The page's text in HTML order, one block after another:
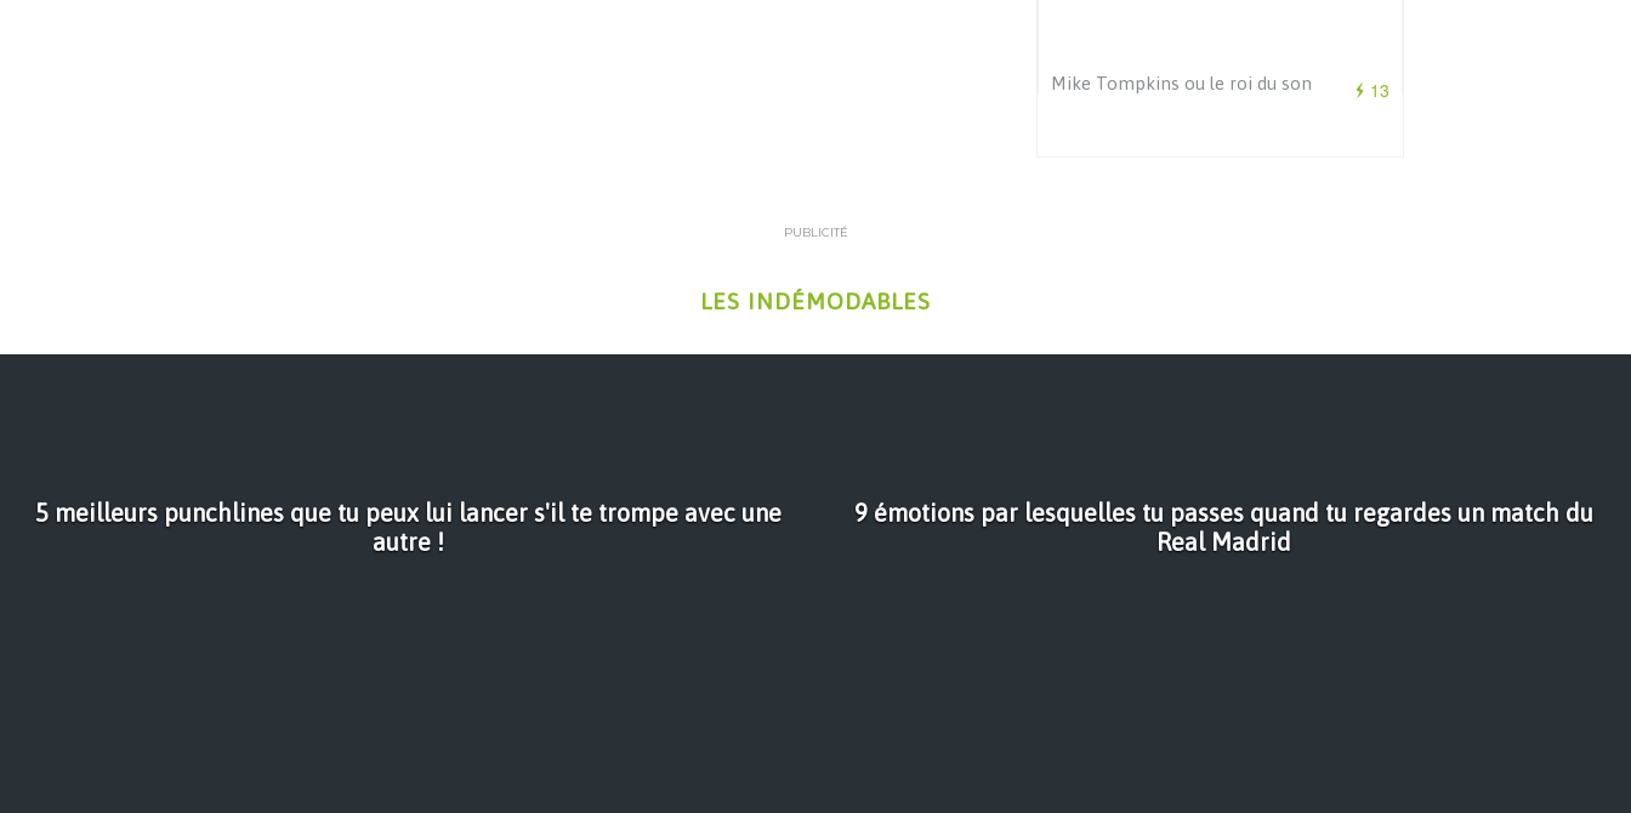
13
Mike Tompkins ou le roi du son
PUBLICITÉ
LES INDÉMODABLES
5 meilleurs punchlines que tu peux lui lancer s'il te trompe avec une
autre !
9 émotions par lesquelles tu passes quand tu regardes un match du
Real Madrid